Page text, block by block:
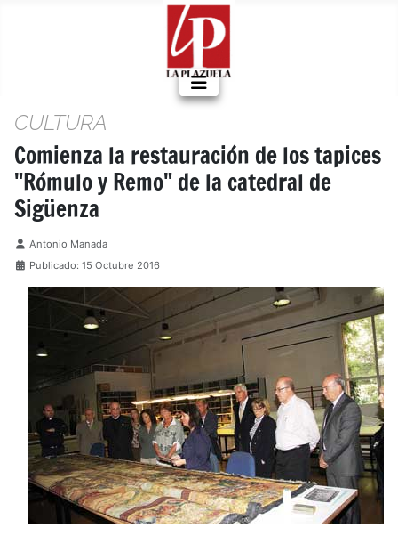
CULTURA
Comienza la restauración de los tapices
"Rómulo y Remo" de la catedral de
Sigüenza
Detalles
Antonio Manada
Publicado: 15 Octubre 2016